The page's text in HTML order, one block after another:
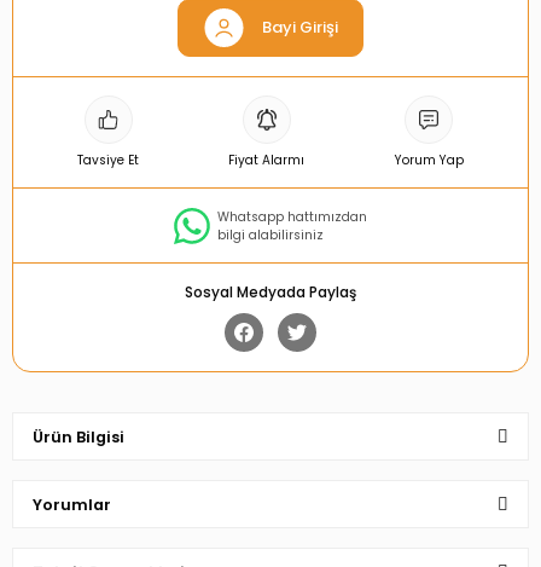
Bayi Girişi
Tavsiye Et Fiyat Alarmı Yorum Yap
Whatsapp hattımızdan
bilgi alabilirsiniz
Sosyal Medyada Paylaş
Ürün Bilgisi
Yorumlar